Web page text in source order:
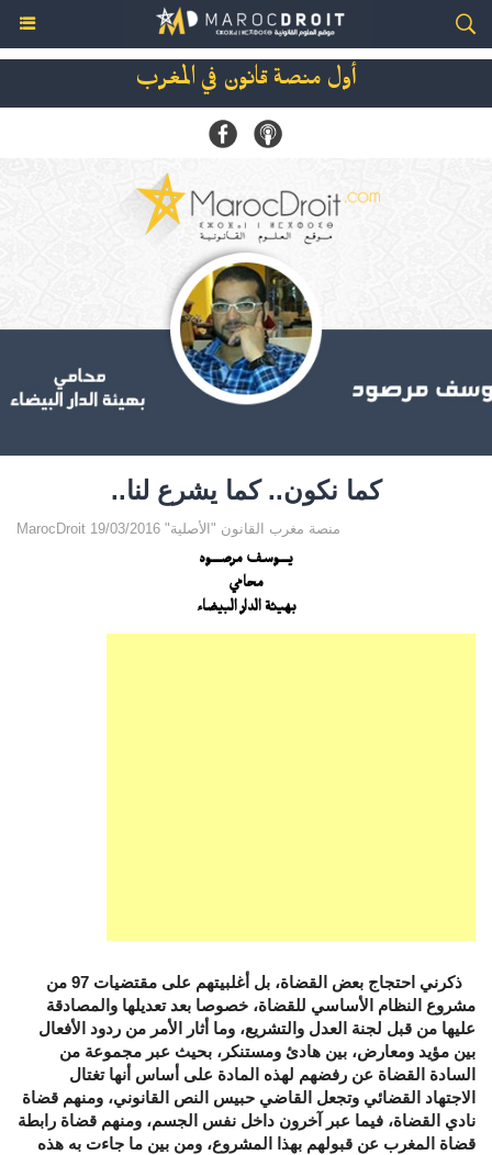
أول منصة قانون في المغرب
كما نكون.. كما يشرع لنا..
MarocDroit منصة مغرب القانون "الأصلية" 19/03/2016
يــــوسف مرصــــود
محامي
بهيئة الدار البيضاء
ذكرني احتجاج بعض القضاة، بل أغلبيتهم على مقتضيات
97 من
مشروع النظام الأساسي للقضاة، خصوصا بعد تعديلها والمصادقة
عليها من قبل لجنة العدل والتشريع، وما أثار الأمر من ردود الأفعال
بين مؤيد ومعارض، بين هادئ ومستنكر، بحيث عبر مجموعة من
السادة القضاة عن رفضهم لهذه المادة على أساس أنها تغتال
الاجتهاد القضائي وتجعل القاضي حبيس النص القانوني، ومنهم قضاة
نادي القضاة، فيما عبر آخرون داخل نفس الجسم، ومنهم قضاة رابطة
قضاة المغرب عن قبولهم بهذا المشروع، ومن بين ما جاءت به هذه